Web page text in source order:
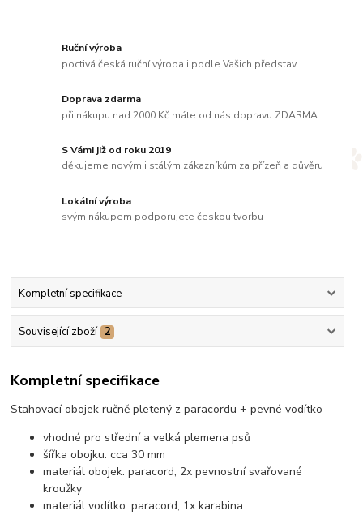
Ruční výroba
poctivá česká ruční výroba i podle Vašich představ
Doprava zdarma
při nákupu nad 2000 Kč máte od nás dopravu ZDARMA
S Vámi již od roku 2019
děkujeme novým i stálým zákazníkům za přízeň a důvěru
Lokální výroba
svým nákupem podporujete českou tvorbu
Kompletní specifikace
Související zboží 2
Kompletní specifikace
Stahovací obojek ručně pletený z paracordu + pevné vodítko
vhodné pro střední a velká plemena psů
šířka obojku: cca 30 mm
materiál obojek: paracord, 2x pevnostní svařované
kroužky
materiál vodítko: paracord, 1x karabina